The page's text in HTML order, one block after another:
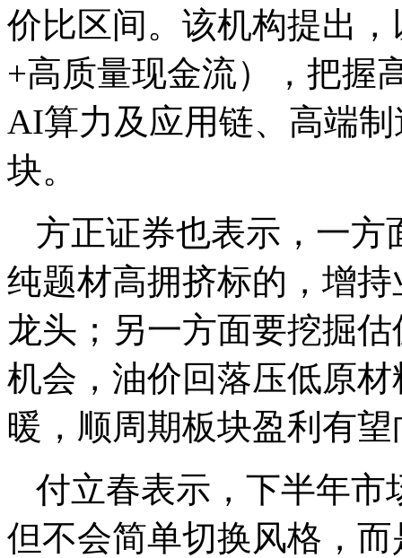
价比区间。该机构提出
+高质量现金流），把握
AI算力及应用链、高端
块。
方正证券也表示，一方
纯题材高拥挤标的，增
龙头；另一方面要挖掘
机会，油价回落压低原
暖，顺周期板块盈利有
付立春表示，下半年市
但不会简单切换风格，